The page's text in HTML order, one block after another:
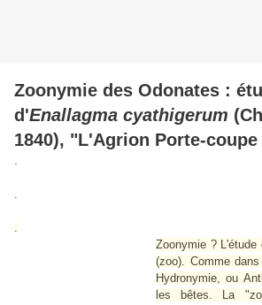
Zoonymie des Odonates :
d'Enallagma cyathigerum
1840), "L'Agrion Porte-coupe
.
.
Zoonymie ?
(zoo). Comme
Hydronymie, ou
les bêtes. La